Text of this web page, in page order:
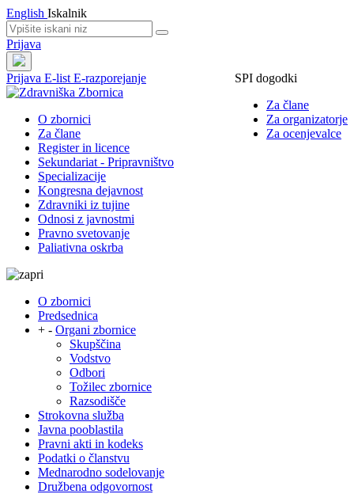
English Iskalnik
Prijava
Prijava
SPI dogodki
Za člane
Za organizatorje
Za ocenjevalce
E-list E-razporejanje
O zbornici
Za člane
Register in licence
Sekundariat - Pripravništvo
Specializacije
Kongresna dejavnost
Zdravniki iz tujine
Odnosi z javnostmi
Pravno svetovanje
Paliativna oskrba
O zbornici
Predsednica
+ - Organi zbornice
Skupščina
Vodstvo
Odbori
Tožilec zbornice
Razsodišče
Strokovna služba
Javna pooblastila
Pravni akti in kodeks
Podatki o članstvu
Mednarodno sodelovanje
Družbena odgovornost